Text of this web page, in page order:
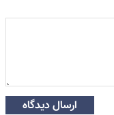
ارسال دیدگاه